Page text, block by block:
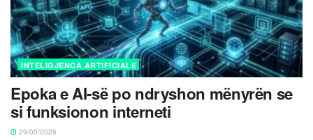
INTELIGJENCA ARTIFICIALE
Epoka e AI-së po ndryshon mënyrën se
si funksionon interneti
29/05/2026